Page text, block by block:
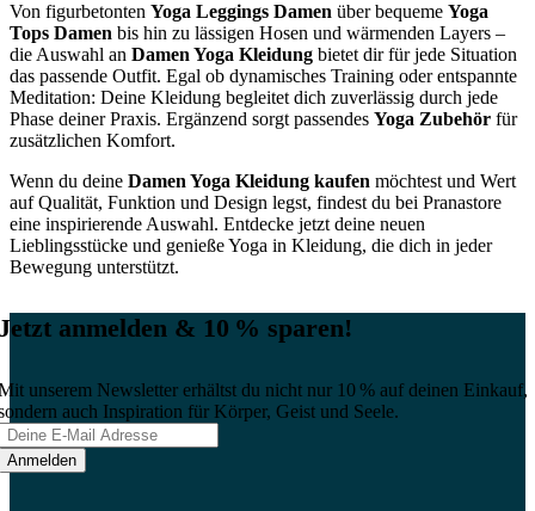
Von figurbetonten Yoga Leggings Damen über bequeme Yoga
Tops Damen bis hin zu lässigen Hosen und wärmenden Layers –
die Auswahl an Damen Yoga Kleidung bietet dir für jede Situation
das passende Outfit. Egal ob dynamisches Training oder entspannte
Meditation: Deine Kleidung begleitet dich zuverlässig durch jede
Phase deiner Praxis. Ergänzend sorgt passendes Yoga Zubehör für
zusätzlichen Komfort.
Wenn du deine Damen Yoga Kleidung kaufen möchtest und Wert
auf Qualität, Funktion und Design legst, findest du bei Pranastore
eine inspirierende Auswahl. Entdecke jetzt deine neuen
Lieblingsstücke und genieße Yoga in Kleidung, die dich in jeder
Bewegung unterstützt.
anmelden & 10 % sparen!
unserem Newsletter erhältst du nicht nur 10 % auf deinen Einkauf,
auch Inspiration für Körper, Geist und Seele.